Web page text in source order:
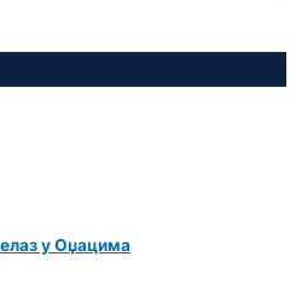
у Оџацима